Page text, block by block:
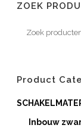
ZOEK
Product
Inbouw